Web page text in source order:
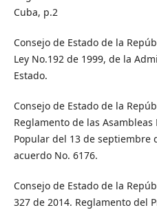
Cuba, p.2
Consejo de Estado de la
Ley No.192 de 1999, de la
Estado.
Consejo de Estado de la
Reglamento de las
Popular del 13 de septiembre
acuerdo No. 6176.
Consejo de Estado de la
327 de 2014. Reglamento del